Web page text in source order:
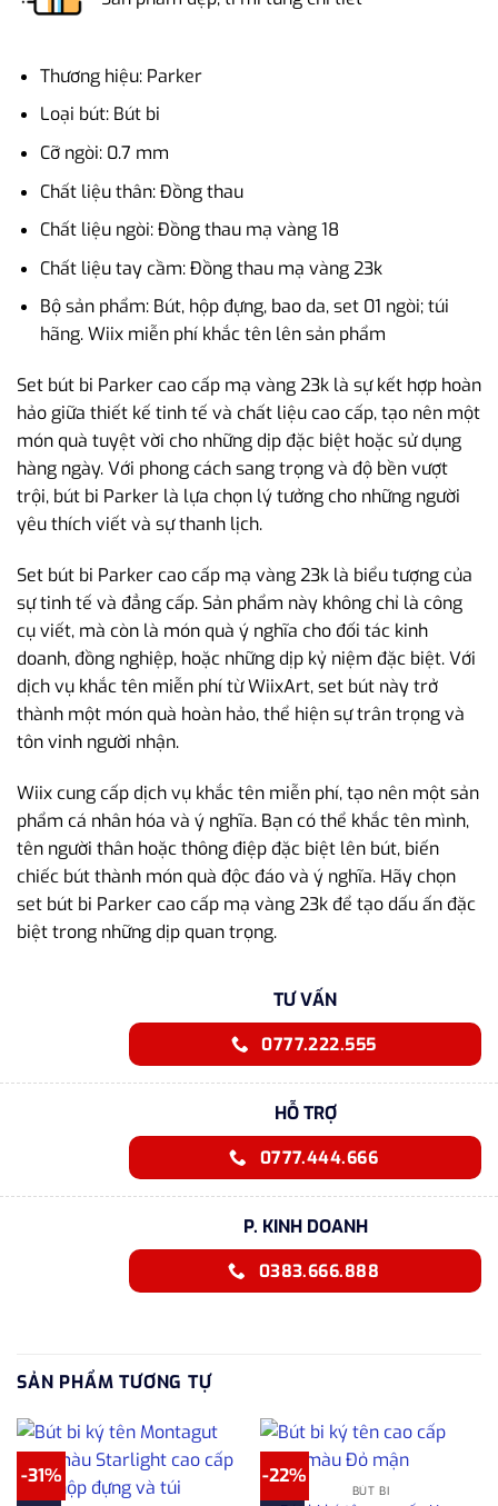
Thương hiệu: Parker
Loại bút: Bút bi
Cỡ ngòi: 0.7 mm
Chất liệu thân: Đồng thau
Chất liệu ngòi: Đồng thau mạ vàng 18
Chất liệu tay cầm: Đồng thau mạ vàng 23k
Bộ sản phẩm: Bút, hộp đựng, bao da, set 01 ngòi; túi
hãng. Wiix miễn phí khắc tên lên sản phẩm
Set bút bi Parker cao cấp mạ vàng 23k là sự kết hợp hoàn
hảo giữa thiết kế tinh tế và chất liệu cao cấp, tạo nên một
món quà tuyệt vời cho những dịp đặc biệt hoặc sử dụng
hàng ngày. Với phong cách sang trọng và độ bền vượt
trội, bút bi Parker là lựa chọn lý tưởng cho những người
yêu thích viết và sự thanh lịch.
Set bút bi Parker cao cấp mạ vàng 23k là biểu tượng của
sự tinh tế và đẳng cấp. Sản phẩm này không chỉ là công
cụ viết, mà còn là món quà ý nghĩa cho đối tác kinh
doanh, đồng nghiệp, hoặc những dịp kỷ niệm đặc biệt. Với
dịch vụ khắc tên miễn phí từ WiixArt, set bút này trở
thành một món quà hoàn hảo, thể hiện sự trân trọng và
tôn vinh người nhận.
Wiix cung cấp dịch vụ khắc tên miễn phí, tạo nên một sản
phẩm cá nhân hóa và ý nghĩa. Bạn có thể khắc tên mình,
tên người thân hoặc thông điệp đặc biệt lên bút, biến
chiếc bút thành món quà độc đáo và ý nghĩa. Hãy chọn
set bút bi Parker cao cấp mạ vàng 23k để tạo dấu ấn đặc
biệt trong những dịp quan trọng.
TƯ VẤN
0777.222.555
HỖ TRỢ
0777.444.666
P. KINH DOANH
0383.666.888
SẢN PHẨM TƯƠNG TỰ
-31% -22%
BÚT BI